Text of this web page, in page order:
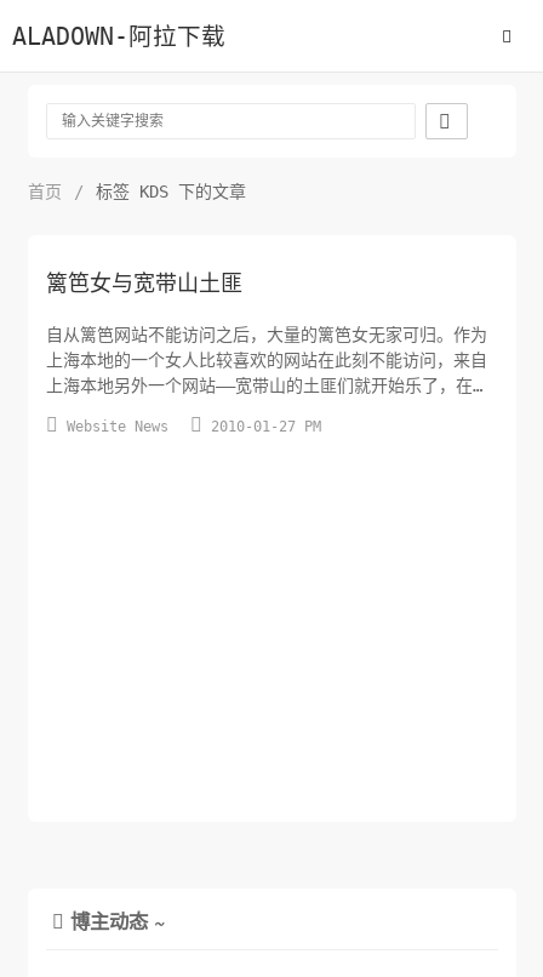
ALADOWN-阿拉下载

首页 / 标签 KDS 下的文章
篱笆女与宽带山土匪
自从篱笆网站不能访问之后，大量的篱笆女无家可归。作为
上海本地的一个女人比较喜欢的网站在此刻不能访问，来自
上海本地另外一个网站——宽带山的土匪们就开始乐了，在宽
山和土匪的起源：宽带山，源起于当初有一宽带上网用户，
 Website News  2010-01-27 PM
 博主动态 ~